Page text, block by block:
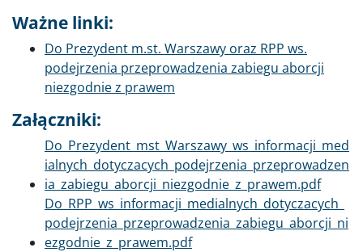
Ważne linki:
Do Prezydent m.st. Warszawy oraz RPP ws.
podejrzenia przeprowadzenia zabiegu aborcji
niezgodnie z prawem
Załączniki:
Dokument
Do_Prezydent_mst_Warszawy_ws_informacji_med
ialnych_dotyczacych_podejrzenia_przeprowadzen
ia_zabiegu_aborcji_niezgodnie_z_prawem.pdf
Dokument
Do_RPP_ws_informacji_medialnych_dotyczacych_
podejrzenia_przeprowadzenia_zabiegu_aborcji_ni
ezgodnie_z_prawem.pdf